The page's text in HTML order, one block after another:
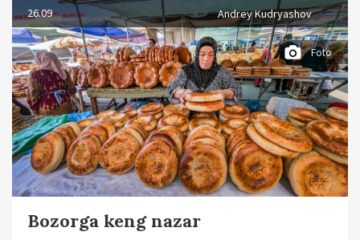
26.09 Andrey Kudryashov
Foto
Bozorga keng nazar